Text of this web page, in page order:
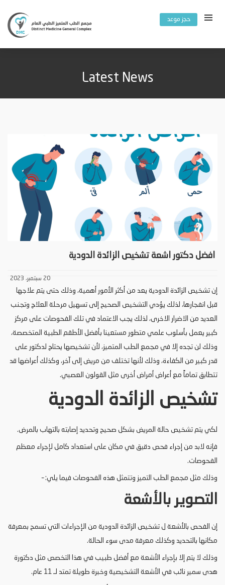
حجز موعد
Latest News
افضل دكتور اشعة تشخيص الزائدة الدودية
20 سبتمبر، 2023
إن تشخيص الزائدة الدودية يعد من أكثر الأمور أهمية، وذلك حتى يتم علاجها
قبل انفجارها، لذلك يؤدي التشخيص الصحيح إلى تسهيل مرحلة العلاج وتجنب
العديد من الاضرار الاخرى، لذلك يجب الاعتماد في تلك الفحوصات على مركز
كبير يعمل بأسلوب علمي متطور مستعينا بأفضل الأطقم الطبية المتخصصة،
وذلك لن تجده إلا في مجمع الطب المتميز، لأن تشخيصها يحتاج لدكتور على
قدر كبير من الكفاءة، وذلك لأنها تختلف من مريض إلى آخر، وكذلك أعراضها قد
تتطابق تماماً مع أعراض أمراض أخرى مثل القولون العصبي.
تشخيص الزائدة الدودية
لكي يتم تشخيص حالة المريض بشكل صحيح وتحديد إصابته بالتهاب بالمرض.
فإنه لابد من إجراء فحص دقيق في مكان على استعداد كامل لإجراء معظم
الفحوصات.
وذلك مثل مجمع الطب التميز وتتمثل هذه الفحوصات فيما يلي: –
التصوير بالأشعة
إن الفحص بالأشعة ل تشخيص الزائدة الدودية من الإجراءات التي تسمح بمعرفة
مكانها بالتحديد وكذلك معرفة مدى سوء الحالة.
وذلك لا يتم إلا بإجراء الأشعة مع أفضل طبيب في هذا التخصص مثل دكتورة
هدى سمير نائب في الأشعة التشخيصية وخبرة طويلة تمتد لـ 11 عام.